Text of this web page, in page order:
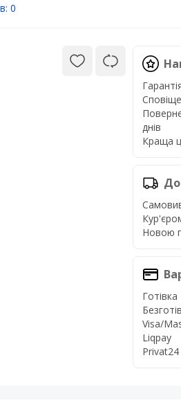
0
днів
Краща
Новою
Готівка
Visa/
Liqpay
Privat24